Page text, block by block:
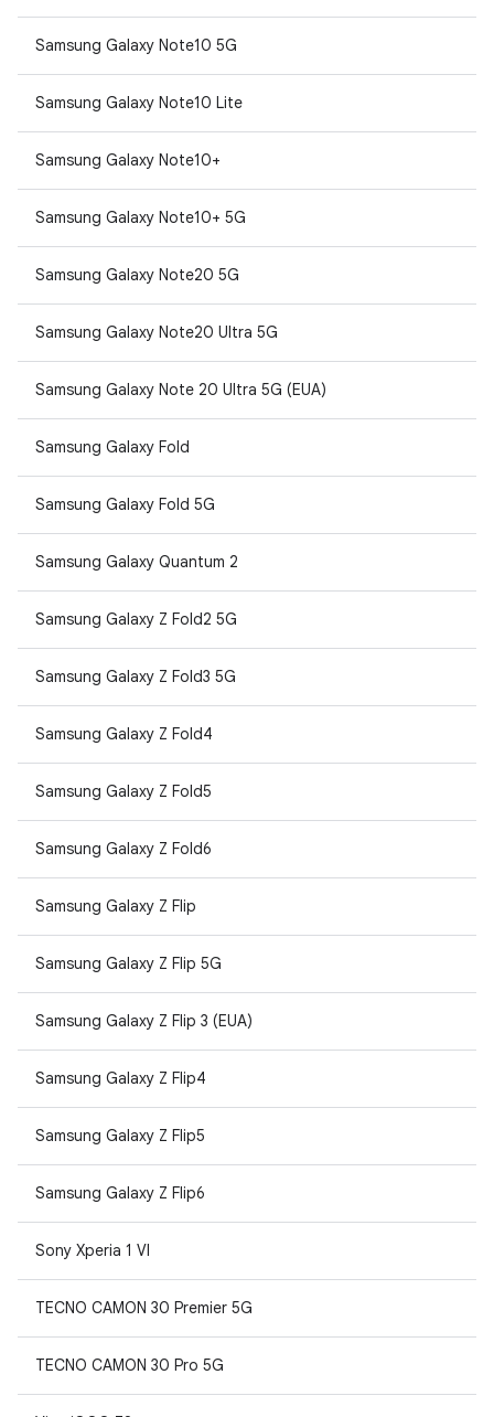
Samsung Galaxy Note10 5G
Samsung Galaxy Note10 Lite
Samsung Galaxy Note10+
Samsung Galaxy Note10+ 5G
Samsung Galaxy Note20 5G
Samsung Galaxy Note20 Ultra 5G
Samsung Galaxy Note 20 Ultra 5G (EUA)
Samsung Galaxy Fold
Samsung Galaxy Fold 5G
Samsung Galaxy Quantum 2
Samsung Galaxy Z Fold2 5G
Samsung Galaxy Z Fold3 5G
Samsung Galaxy Z Fold4
Samsung Galaxy Z Fold5
Samsung Galaxy Z Fold6
Samsung Galaxy Z Flip
Samsung Galaxy Z Flip 5G
Samsung Galaxy Z Flip 3 (EUA)
Samsung Galaxy Z Flip4
Samsung Galaxy Z Flip5
Samsung Galaxy Z Flip6
Sony Xperia 1 VI
TECNO CAMON 30 Premier 5G
TECNO CAMON 30 Pro 5G